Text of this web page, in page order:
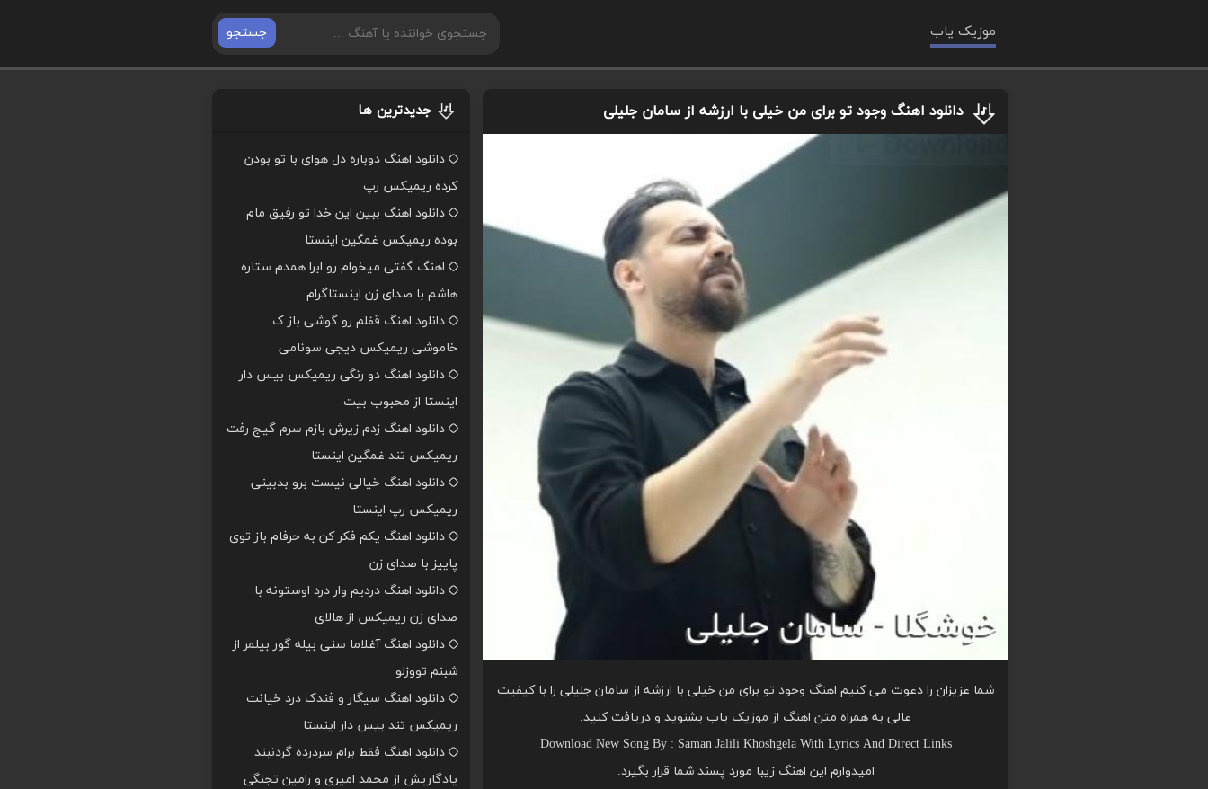
موزیک یاب جستجو
دانلود اهنگ وجود تو برای من خیلی با ارزشه از سامان جلیلی
شما عزیزان را دعوت می کنیم اهنگ وجود تو برای من خیلی با ارزشه از سامان جلیلی را با کیفیت
عالی به همراه متن اهنگ از موزیک یاب بشنوید و دریافت کنید.
Download New Song By : Saman Jalili Khoshgela With Lyrics And Direct Links
امیدوارم این اهنگ زیبا مورد پسند شما قرار بگیرد.
جدیدترین ها
دانلود اهنگ دوباره دل هوای با تو بودن
کرده ریمیکس رپ
دانلود اهنگ ببین این خدا تو رفیق مام
بوده ریمیکس غمگین اینستا
اهنگ گفتی میخوام رو ابرا همدم ستاره
هاشم با صدای زن اینستاگرام
دانلود اهنگ قفلم رو گوشی باز ک
خاموشی ریمیکس دیجی سونامی
دانلود اهنگ دو رنگی ریمیکس بیس دار
اینستا از محبوب بیت
دانلود اهنگ زدم زیرش بازم سرم گیج رفت
ریمیکس تند غمگین اینستا
دانلود اهنگ خیالی نیست برو بدبینی
ریمیکس رپ اینستا
دانلود اهنگ یکم فکر کن به حرفام باز توی
پاییز با صدای زن
دانلود اهنگ دردیم وار درد اوستونه با
صدای زن ریمیکس از هالای
دانلود اهنگ آغلاما سنی بیله گور بیلمر از
شبنم تووزلو
دانلود اهنگ سیگار و فندک درد خیانت
ریمیکس تند بیس دار اینستا
دانلود اهنگ فقط برام سردرده گردنبند
یادگاریش از محمد امیری و رامین تجنگی